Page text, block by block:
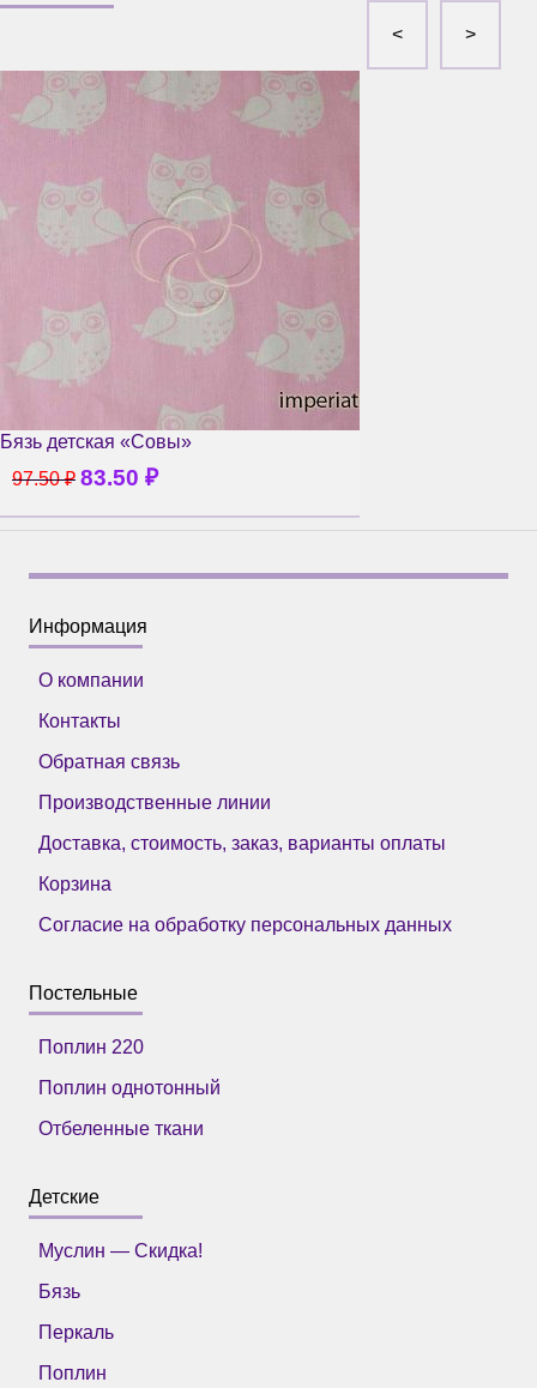
Бязь детская «Совы»
97.50₽ 83.50 ₽
Информация
О компании
Контакты
Обратная связь
Производственные линии
Доставка, стоимость, заказ, варианты оплаты
Корзина
Согласие на обработку персональных данных
Постельные
Поплин 220
Поплин однотонный
Отбеленные ткани
Детские
Муслин — Скидка!
Бязь
Перкаль
Поплин